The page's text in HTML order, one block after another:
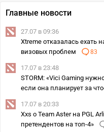
Главные новости
27.07 в 09:36
Xtreme отказалась ехать
визовых проблем
83
17.07 в 23:48
STORM: «Vici Gaming
если она планирует за
17.07 в 20:33
Xxs о Team Aster на PGL
претендентов на топ-4»